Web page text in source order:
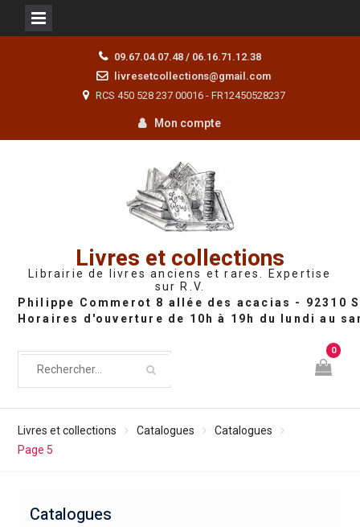
09.67.04.07.48 / 06.16.71.12.38
livresetcollections@gmail.com
RCS 450 528 237 00016 - FR12450528237
Mon compte
Livres et collections
Librairie de livres anciens et rares. Expertise
sur R.V.
0
Livres et collections Catalogues
Catalogues
Page 5
Catalogues